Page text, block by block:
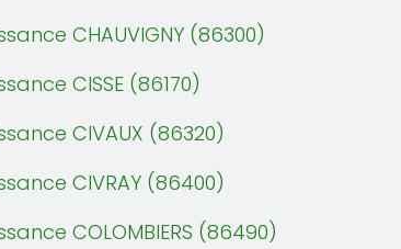
CHAUVIGNY (86300)
CISSE (86170)
CIVAUX (86320)
CIVRAY (86400)
COLOMBIERS (86490)